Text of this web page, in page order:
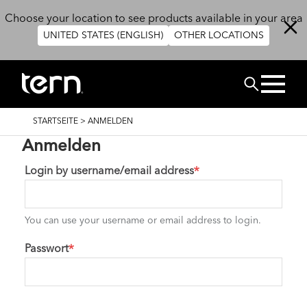
Choose your location to see products available in your area
UNITED STATES (ENGLISH) OTHER LOCATIONS
SUCHEN
PFADNAVIGATION
STARTSEITE > ANMELDEN
Anmelden
Login by username/email address
You can use your username or email address to login.
Passwort